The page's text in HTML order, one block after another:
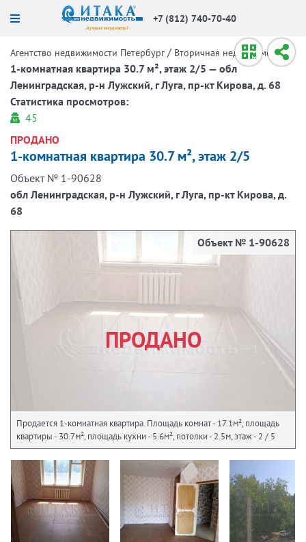
+7 (812) 740-70-40
Агентство недвижимости Петербург / Вторичная недвижимость /
1-комнатная квартира 30.7 м², этаж 2/5 — обл
Ленинградская, р-н Лужский, г Луга, пр-кт Кирова, д. 68
Статистика просмотров:
45
ПРОДАНО
1-комнатная квартира 30.7 м², этаж 2/5
Объект № 1-90628
обл Ленинградская, р-н Лужский, г Луга, пр-кт Кирова, д.
68
ПРОДАНО
Объект № 1-90628
Продается 1-комнатная квартира. Площадь комнат - 17.1м², площадь
квартиры - 30.7м², площадь кухни - 5.6м², потолки - 2.5м, этаж - 2 / 5